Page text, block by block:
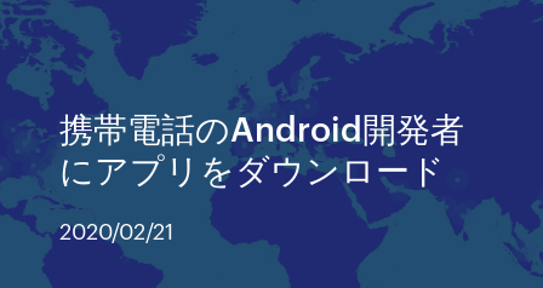
携帯電話のAndroid開発者
にアプリをダウンロード
2020/02/21